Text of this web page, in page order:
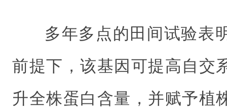
多年多点的田间试验表
前提下，该基因可提高自交
升全株蛋白含量，并赋予植